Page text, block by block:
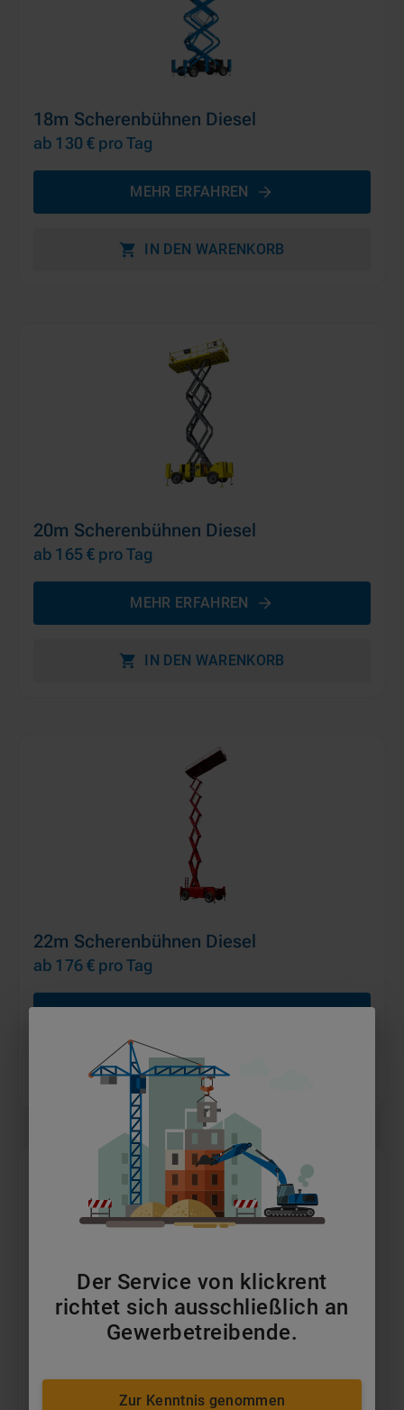
18m Scherenbühnen Diesel
ab 130 € pro Tag
MEHR ERFAHREN
IN DEN WARENKORB
20m Scherenbühnen Diesel
ab 165 € pro Tag
MEHR ERFAHREN
IN DEN WARENKORB
22m Scherenbühnen Diesel
ab 176 € pro Tag
IN DEN WARENKORB
ab 186 €pro Tag
Der Service von klickrent
richtet sich ausschließlich an
Gewerbetreibende.
Zur Kenntnis genommen